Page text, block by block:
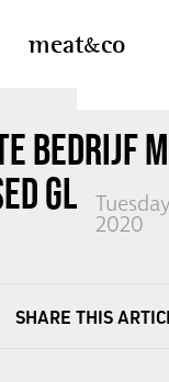
meatco
BEDRIJF
GLOBAL
2020
SHARE THIS